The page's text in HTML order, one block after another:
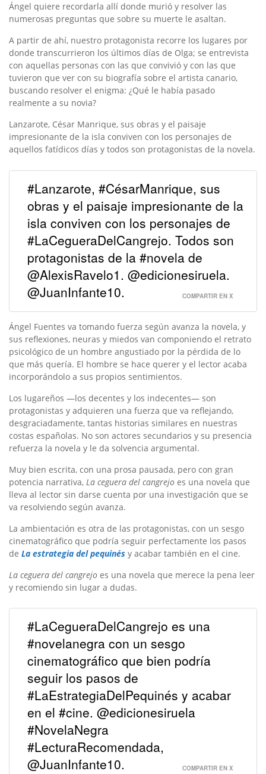
Ángel quiere recordarla allí donde murió y resolver las
numerosas preguntas que sobre su muerte le asaltan.
A partir de ahí, nuestro protagonista recorre los lugares por
donde transcurrieron los últimos días de Olga; se entrevista
con aquellas personas con las que convivió y con las que
tuvieron que ver con su biografía sobre el artista canario,
buscando resolver el enigma: ¿Qué le había pasado
realmente a su novia?
Lanzarote, César Manrique, sus obras y el paisaje
impresionante de la isla conviven con los personajes de
aquellos fatídicos días y todos son protagonistas de la novela.
#Lanzarote, #CésarManrique, sus
obras y el paisaje impresionante de la
isla conviven con los personajes de
#LaCegueraDelCangrejo. Todos son
protagonistas de la #novela de
@AlexisRavelo1. @edicionesiruela.
@JuanInfante10.
COMPARTIR EN X
Ángel Fuentes va tomando fuerza según avanza la novela, y
sus reflexiones, neuras y miedos van componiendo el retrato
psicológico de un hombre angustiado por la pérdida de lo
que más quería. El hombre se hace querer y el lector acaba
incorporándolo a sus propios sentimientos.
Los lugareños —los decentes y los indecentes— son
protagonistas y adquieren una fuerza que va reflejando,
desgraciadamente, tantas historias similares en nuestras
costas españolas. No son actores secundarios y su presencia
refuerza la novela y le da solvencia argumental.
Muy bien escrita, con una prosa pausada, pero con gran
potencia narrativa, La ceguera del cangrejo es una novela que
lleva al lector sin darse cuenta por una investigación que se
va resolviendo según avanza.
La ambientación es otra de las protagonistas, con un sesgo
cinematográfico que podría seguir perfectamente los pasos
de La estrategia del pequinés y acabar también en el cine.
La ceguera del cangrejo es una novela que merece la pena leer
y recomiendo sin lugar a dudas.
#LaCegueraDelCangrejo es una
#novelanegra con un sesgo
cinematográfico que bien podría
seguir los pasos de
#LaEstrategiaDelPequinés y acabar
en el #cine. @edicionesiruela
#NovelaNegra
#LecturaRecomendada,
@JuanInfante10.
COMPARTIR EN X